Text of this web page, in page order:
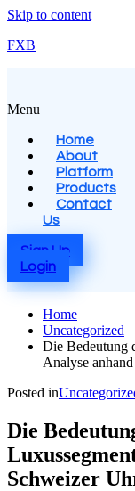
Skip to content
FXB
Menu
Home
About
Platform
Products
Contact
Us
Sign Up
Login
Home
Uncategorized
Die Bedeutung
Analyse
Posted in
Die
Schweizer